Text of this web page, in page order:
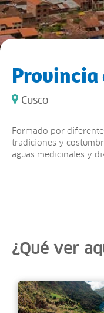
Provincia
Cusco
Formado por
tradiciones y
aguas medicinales y
¿Qué ver